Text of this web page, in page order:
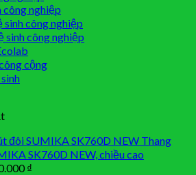
công nghiệp
sinh công nghiệp
sinh công nghiệp
cộng
Thang
SK760D NEW, chiều cao
₫